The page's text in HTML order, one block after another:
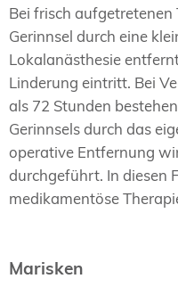
Bei frisch
Gerinnsel durch eine
Lokalanästhesie
Linderung eintritt. Bei
als 72 Stunden
Gerinnsels durch das
operative Entfernung
durchgeführt. In diesen
medikamentöse
Marisken